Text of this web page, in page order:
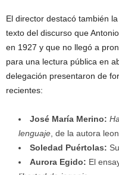
El director destacó también
texto del discurso que
en 1927 y que no llegó a
para una lectura pública en
delegación presentaron de
recientes:
José María Merino:
lenguaje, de la autora
Soledad Puértolas:
Aurora Egido: El